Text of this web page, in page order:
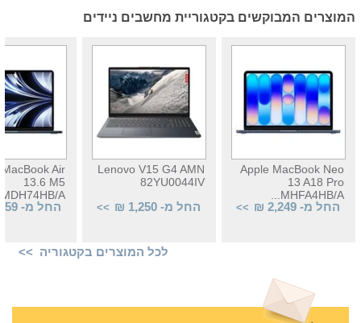
המוצרים המבוקשים בקטגוריית מחשבים ניידים
Apple MacBook Neo
13 A18 Pro
MHFA4HB/A...
החל מ- 2,249 ₪ >>
Lenovo V15 G4 AMN
82YU0044IV
החל מ- 1,250 ₪ >>
Air
13.6 M5
MDH74HB/A...
החל מ- 4,559 ₪
לכל המוצרים בקטגוריה >>